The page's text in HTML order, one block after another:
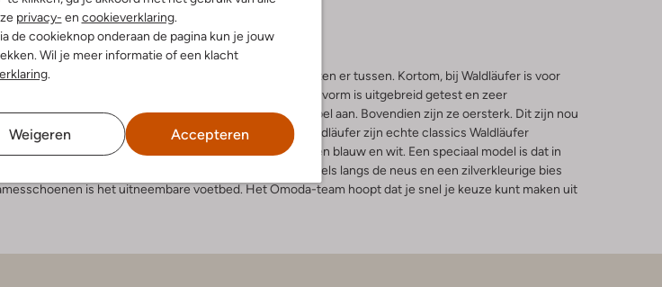
privacy- en cookieverklaring.
de cookieknop onderaan de pagina kun je jouw
Wil je meer informatie of een klacht
.
Weigeren Accepteren
Waldläufer
een tussenmaat, bijvoorbeeld 37½ of 38½, ook die zitten er tussen. Kortom, bij Waldläufer is voor
makelij zijn smaakvol, netjes en zeer degelijk. De pasvorm is uitgebreid getest en zeer
soorten leder en nubuck voelen zacht en flexibel aan. Bovendien zijn ze oersterk. Dit zijn nou
Dames gun het jullie zelf! Damesschoenen van Waldläufer zijn echte classics Waldläufer
basic kleuren. Denk onder meer aan diverse tinten blauw en wit. Een speciaal model is dat in
eigen, leuke details. Een lakleren randje, grove stiksels langs de neus en een zilverkleurige bies
is het uitneembare voetbed. Het Omoda-team hoopt dat je snel je keuze kunt maken uit